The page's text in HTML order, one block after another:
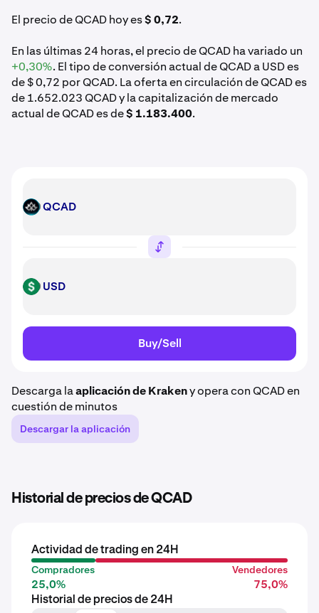
El precio de QCAD hoy es$ 0,72.
En las últimas 24 horas, el precio de QCAD ha variado un
+0,30%. El tipo de conversión actual de QCAD a USD es
de $ 0,72 por QCAD. La oferta en circulación de QCAD es
de 1.652.023 QCAD y la capitalización de mercado
actual de QCAD es de$ 1.183.400.
QCAD QCAD
USD USD
Buy/Sell
Descarga laaplicación de Krakeny opera con QCAD en
cuestión de minutos
Descargar la aplicación
Historial de precios de QCAD
Actividad de trading en 24H
Compradores
25,0%
Vendedores
75,0%
Historial de precios de 24H